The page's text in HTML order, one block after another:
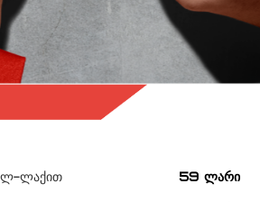
ლაქით 59 ლარი